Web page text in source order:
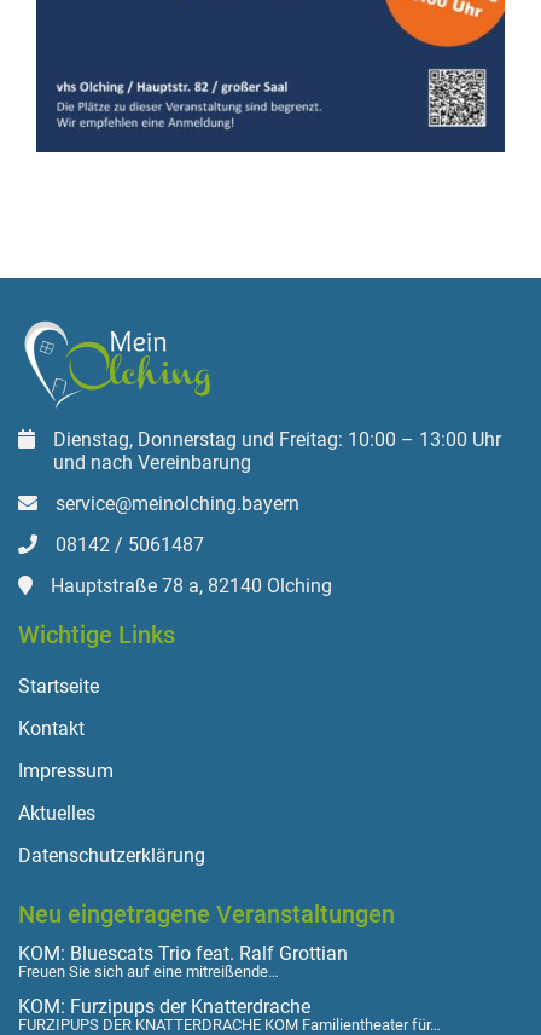
Dienstag, Donnerstag und Freitag: 10:00 – 13:00 Uhr
und nach Vereinbarung
service@meinolching.bayern
08142 / 5061487
Hauptstraße 78 a, 82140 Olching
Wichtige Links
Startseite
Kontakt
Impressum
Aktuelles
Datenschutzerklärung
Neu eingetragene Veranstaltungen
KOM: Bluescats Trio feat. Ralf Grottian
Freuen Sie sich auf eine mitreißende…
KOM: Furzipups der Knatterdrache
FURZIPUPS DER KNATTERDRACHE KOM Familientheater für…